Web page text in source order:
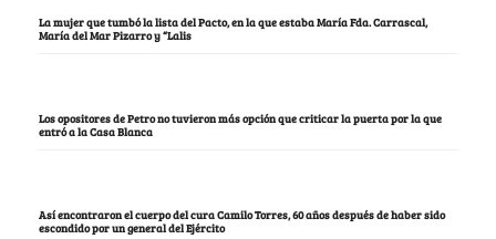
La mujer que tumbó la lista del Pacto, en la que estaba María Fda. Carrascal,
María del Mar Pizarro y “Lalis
Los opositores de Petro no tuvieron más opción que criticar la puerta por la que
entró a la Casa Blanca
Así encontraron el cuerpo del cura Camilo Torres, 60 años después de haber sido
escondido por un general del Ejército